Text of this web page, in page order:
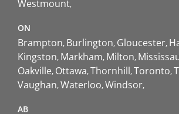
Westmount
ON
Brampton Burlington Gloucester
Kingston Markham Milton
Oakville Ottawa Thornhill Toronto
Vaughan Waterloo Windsor
AB